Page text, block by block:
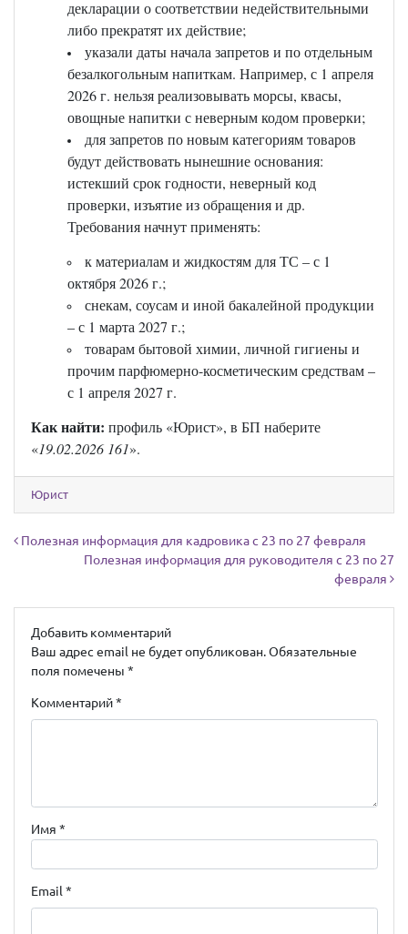
декларации о соответствии недействительными
либо прекратят их действие;
указали даты начала запретов и по отдельным
безалкогольным напиткам. Например, с 1 апреля
2026 г. нельзя реализовывать морсы, квасы,
овощные напитки с неверным кодом проверки;
для запретов по новым категориям товаров
будут действовать нынешние основания:
истекший срок годности, неверный код
проверки, изъятие из обращения и др.
Требования начнут применять:
к материалам и жидкостям для ТС – с 1
октября 2026 г.;
снекам, соусам и иной бакалейной продукции
– с 1 марта 2027 г.;
товарам бытовой химии, личной гигиены и
прочим парфюмерно-косметическим средствам –
с 1 апреля 2027 г.
Как найти: профиль «Юрист», в БП наберите
«19.02.2026 161».
Юрист
Навигация по записям
Полезная информация для кадровика с 23 по 27 февраля
Полезная информация для руководителя с 23 по 27
февраля
Добавить комментарий
Ваш адрес email не будет опубликован. Обязательные
поля помечены *
Комментарий*
Имя *
Email*